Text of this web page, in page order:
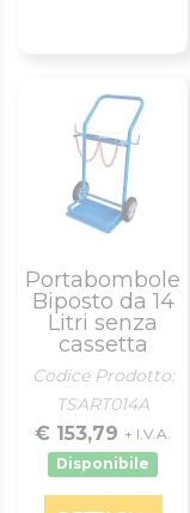
Portabombole
Biposto da 14
Litri senza
cassetta
Codice Prodotto:
TSART014A
€ 153,79 + I.V.A.
Disponibile